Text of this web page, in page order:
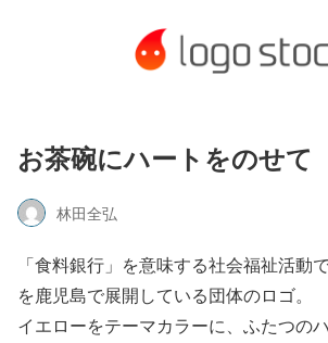
お茶碗にハートをのせて
林田全弘
「食料銀行」を意味する社会福祉活動
を鹿児島で展開している団体のロゴ。
イエローをテーマカラーに、ふたつの